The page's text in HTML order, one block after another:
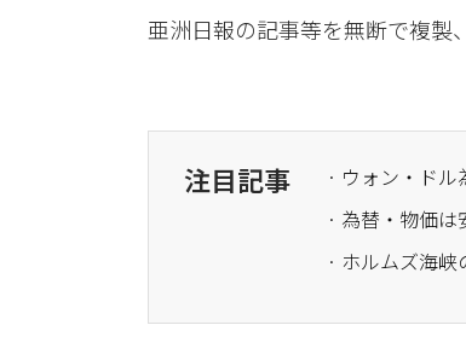
亜洲日報の記事等を無断で複製
注目記事
· ウォン・ド
· ホルムズ海